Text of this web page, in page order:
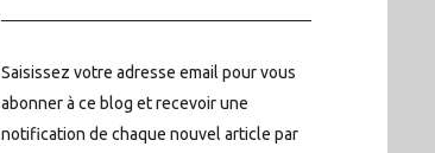
Saisissez votre adresse email pour vous
abonner à ce blog et recevoir une
notification de chaque nouvel article par